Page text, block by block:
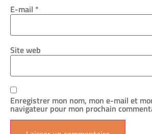
E-mail *
Site web
Enregistrer mon nom, mon e-mail et
navigateur pour mon prochain